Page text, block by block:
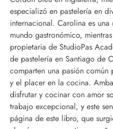
especializó en pastelería en
internacional. Carolina es
mundo gastronómico,
propietaria de StudioPas
de pastelería en Santiago de
comparten una pasión
y el placer en la cocina.
disfrutar y cocinar con amor
trabajo excepcional, y este
página de este libro, que